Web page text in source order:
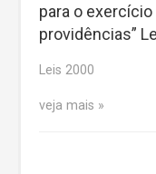
para o
providências”
Leis 2000
veja mais